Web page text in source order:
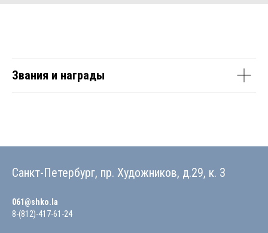
Звания и награды
Санкт-Петербург, пр. Художников, д.29, к. 3
061@shko.la
8-(812)-417-61-24